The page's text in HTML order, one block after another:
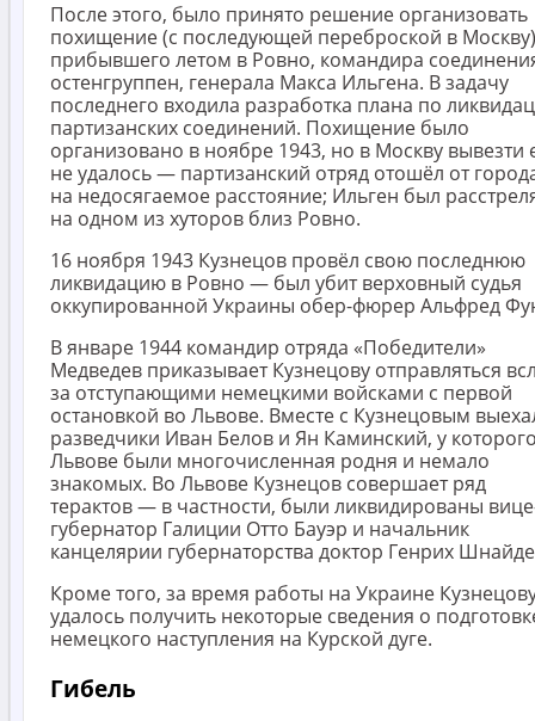
После этого, было принято решение организовать
похищение (с последующей переброской в
прибывшего летом в Ровно, командира
остенгруппен, генерала Макса Ильгена. В задачу
последнего входила разработка плана по
партизанских соединений. Похищение было
организовано в ноябре 1943, но в Москву вывезти
не удалось — партизанский отряд отошёл от
на недосягаемое расстояние; Ильген был
на одном из хуторов близ Ровно.
16 ноября 1943 Кузнецов провёл свою последнюю
ликвидацию в Ровно — был убит верховный судья
оккупированной Украины обер-фюрер Альфред
В январе 1944 командир отряда «Победители»
Медведев приказывает Кузнецову отправляться
за отступающими немецкими войсками с первой
остановкой во Львове. Вместе с Кузнецовым
разведчики Иван Белов и Ян Каминский, у
Львове были многочисленная родня и немало
знакомых. Во Львове Кузнецов совершает ряд
терактов — в частности, были ликвидированы
губернатор Галиции Отто Бауэр и начальник
канцелярии губернаторства доктор Генрих
Кроме того, за время работы на Украине
удалось получить некоторые сведения о
немецкого наступления на Курской дуге.
Гибель